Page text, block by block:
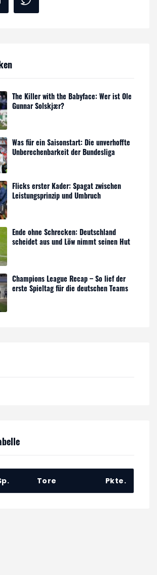
The Killer with the Babyface: Wer ist Ole
Gunnar Solskjær?
Was für ein Saisonstart: Die unverhoffte
Unberechenbarkeit der Bundesliga
Flicks erster Kader: Spagat zwischen
Leistungsprinzip und Umbruch
Ende ohne Schrecken: Deutschland
scheidet aus und Löw nimmt seinen Hut
Champions League Recap – So lief der
erste Spieltag für die deutschen Teams
Tore Pkte.